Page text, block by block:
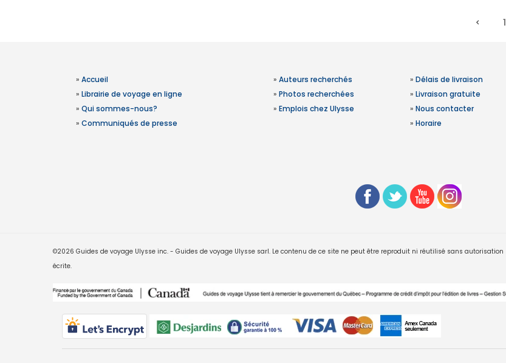
1
» Accueil
» Librairie de voyage en ligne
» Qui sommes-nous?
» Communiqués de presse
» Auteurs recherchés
» Photos recherchées
» Emplois chez Ulysse
» Délais de livraison
» Livraison gratuite
» Nous contacter
» Horaire
©2026 Guides de voyage Ulysse inc. - Guides de voyage Ulysse sarl. Le contenu de ce site ne peut être reproduit ni réutilisé sans autorisation
écrite.